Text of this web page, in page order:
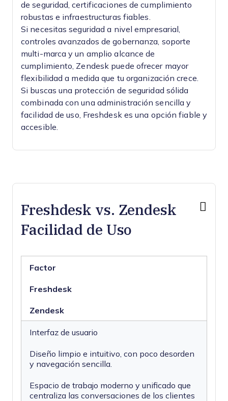
de seguridad, certificaciones de cumplimiento
robustas e infraestructuras fiables.
Si necesitas seguridad a nivel empresarial,
controles avanzados de gobernanza, soporte
multi-marca y un amplio alcance de
cumplimiento, Zendesk puede ofrecer mayor
flexibilidad a medida que tu organización crece.
Si buscas una protección de seguridad sólida
combinada con una administración sencilla y
facilidad de uso, Freshdesk es una opción fiable y
accesible.
Freshdesk vs. Zendesk
Facilidad de Uso
Factor
Freshdesk
Zendesk
Interfaz de usuario
Diseño limpio e intuitivo, con poco desorden
y navegación sencilla.
Espacio de trabajo moderno y unificado que
centraliza las conversaciones de los clientes